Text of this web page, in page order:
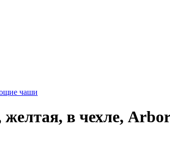
чаши
в чехле,